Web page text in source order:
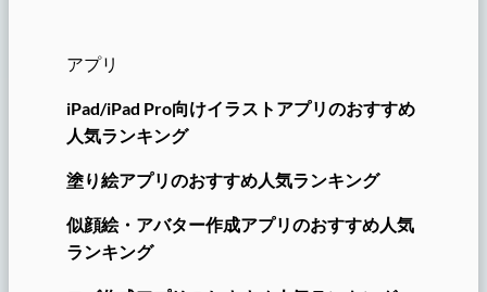
アプリ
iPad/iPad Pro向けイラストアプリのおすすめ
人気ランキング
塗り絵アプリのおすすめ人気ランキング
似顔絵・アバター作成アプリのおすすめ人気
ランキング